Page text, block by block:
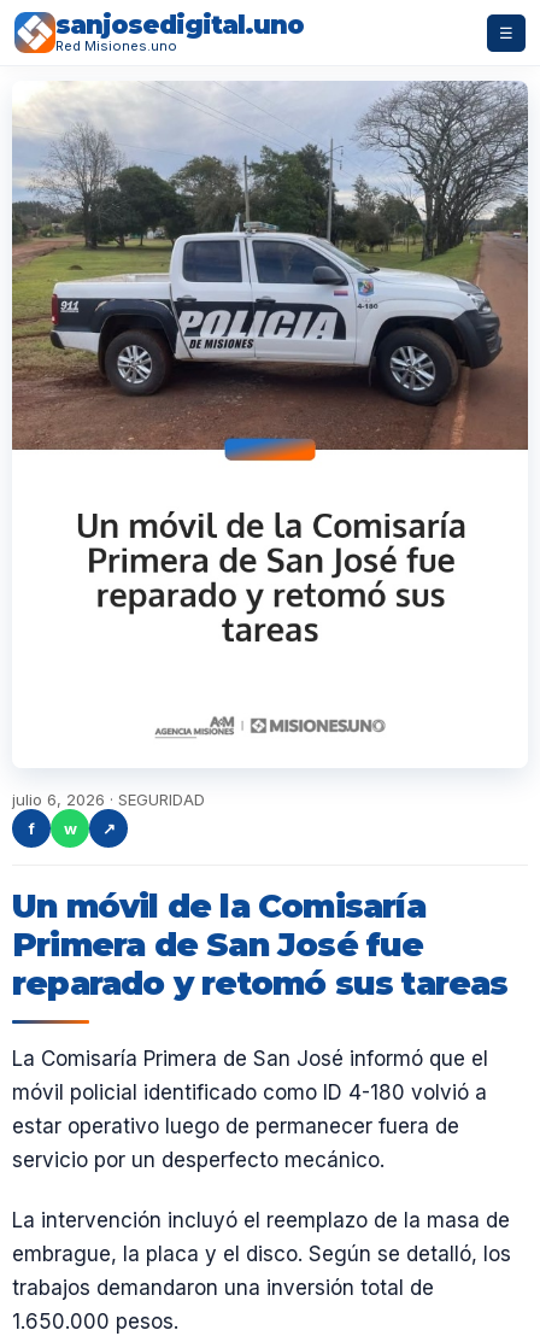
sanjosedigital.uno
Red Misiones.uno
☰
julio 6, 2026 · SEGURIDAD
f
w ↗
Un móvil de la Comisaría
Primera de San José fue
reparado y retomó sus tareas
La Comisaría Primera de San José informó que el
móvil policial identificado como ID 4-180 volvió a
estar operativo luego de permanecer fuera de
servicio por un desperfecto mecánico.
La intervención incluyó el reemplazo de la masa de
embrague, la placa y el disco. Según se detalló, los
trabajos demandaron una inversión total de
1.650.000 pesos.